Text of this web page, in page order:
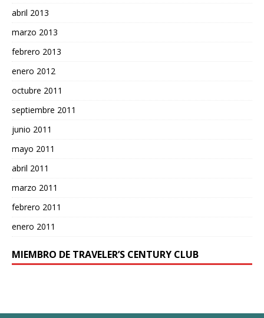
abril 2013
marzo 2013
febrero 2013
enero 2012
octubre 2011
septiembre 2011
junio 2011
mayo 2011
abril 2011
marzo 2011
febrero 2011
enero 2011
MIEMBRO DE TRAVELER’S CENTURY CLUB